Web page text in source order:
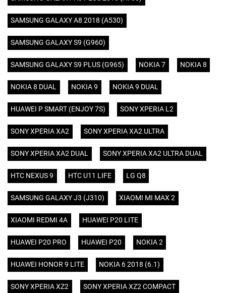
SAMSUNG GALAXY A8 2018 (A530)
SAMSUNG GALAXY S9 (G960)
SAMSUNG GALAXY S9 PLUS (G965) NOKIA 7 NOKIA 8
NOKIA 8 DUAL NOKIA 9 NOKIA 9 DUAL
HUAWEI P SMART (ENJOY 7S) SONY XPERIA L2
SONY XPERIA XA2 SONY XPERIA XA2 ULTRA
SONY XPERIA XA2 DUAL SONY XPERIA XA2 ULTRA DUAL
HTC NEXUS 9 HTC U11 LIFE LG Q8
SAMSUNG GALAXY J3 (J310) XIAOMI MI MAX 2
XIAOMI REDMI 4A HUAWEI P20 LITE
HUAWEI P20 PRO HUAWEI P20 NOKIA 2
HUAWEI HONOR 9 LITE NOKIA 6 2018 (6.1)
SONY XPERIA XZ2 SONY XPERIA XZ2 COMPACT